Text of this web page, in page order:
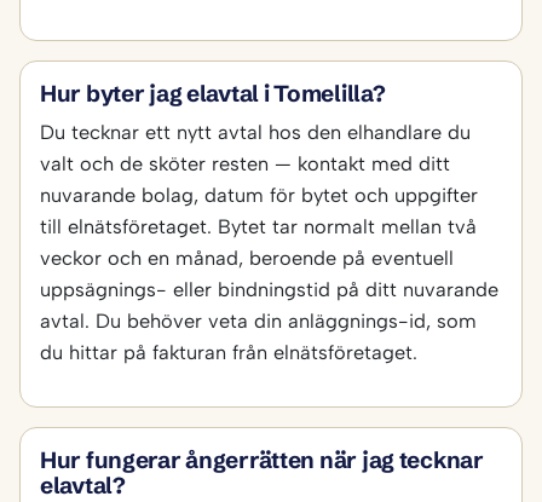
Hur byter jag elavtal i Tomelilla?
Du tecknar ett nytt avtal hos den elhandlare du
valt och de sköter resten — kontakt med ditt
nuvarande bolag, datum för bytet och uppgifter
till elnätsföretaget. Bytet tar normalt mellan två
veckor och en månad, beroende på eventuell
uppsägnings- eller bindningstid på ditt nuvarande
avtal. Du behöver veta din anläggnings-id, som
du hittar på fakturan från elnätsföretaget.
Hur fungerar ångerrätten när jag tecknar
elavtal?